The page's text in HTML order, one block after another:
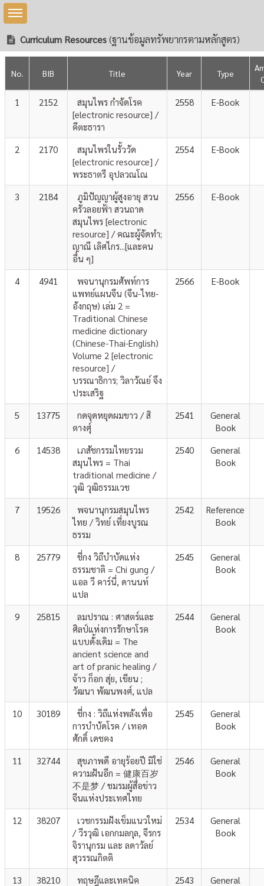
Toggle sidebar
Curriculum Resources(ฐานข้อมูลทรัพยากรตามหลักสูตร)
No. BIB Title Year Type
1 2152
สมุนไพร กำจัดโรค
[electronic resource] /
คีตะธารา
2558 E-Book
2 2170
สมุนไพรในรั้ววัด
[electronic resource] /
พระธาตรี อุปลวณโณ
2554 E-Book
3 2184
ภูมิปัญญาผู้สูงอายุ สวน
ครัวลอยฟ้า สวนถาด
สมุนไพร [electronic
resource] / คณะผู้จัดทำ;
ญาณี เลิศไกร...[และคน
อื่น ๆ]
2556 E-Book
4 4941
พจนานุกรมศัพท์การ
แพทย์แผนจีน (จีน-ไทย-
อังกฤษ) เล่ม 2 =
Traditional Chinese
medicine dictionary
(Chinese-Thai-English)
Volume 2 [electronic
resource] /
บรรณาธิการ; วิลาวัณย์ จึง
ประเสริฐ
2566 E-Book
5 13775
กดจุดหยุดผมขาว / สิ
ตางศุ์
2541
General
Book
6
14538
เภสัชกรรมไทยรวม
สมุนไพร = Thai
traditional medicine /
วุฒิ วุฒิธรรมเวช
2540
General
Book
7 19526
พจนานุกรมสมุนไพร
ไทย / วิทย์ เที่ยงบูรณ
ธรรม
2542
Reference
Book
8 25779
ชี่กง วิถีบำบัดแห่ง
ธรรมชาติ = Chi gung /
แอล วี คาร์นี่, ดานนท์
แปล
2545
General
Book
9 25815
ลมปราณ : ศาสตร์และ
ศิลป์แห่งการรักษาโรค
แบบดั้งเดิม = The
ancient science and
art of pranic healing /
จ้าว ก็อก สุ่ย, เขียน ;
วัฒนา พัฒนพงศ์, แปล
2544
General
Book
10 30189
ชี่กง : วิถีแห่งพลังเพื่อ
การบำบัดโรค / เทอด
ศักดิ์ เดชคง
2545
General
Book
11 32744
สุขภาพดี อายุร้อยปี มิใช่
ความฝันอีก = 健康百岁
不是梦 / ชมรมผู้สื่อข่าว
จีนแห่งประเทศไทย
2546
General
Book
12 38207
เวชกรรมฝังเข็มแนวใหม่
/ วีรวุฒิ เอกกมลกุล, จีรกร
จิรานุกรม และ ลดาวัลย์
สุวรรณกิตติ
2534
General
Book
13 38210
ทฤษฎีและเทคนิค
2543
General